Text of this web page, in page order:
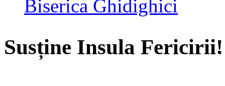
Biserica Ghidighici
Susține Insula Fericirii!